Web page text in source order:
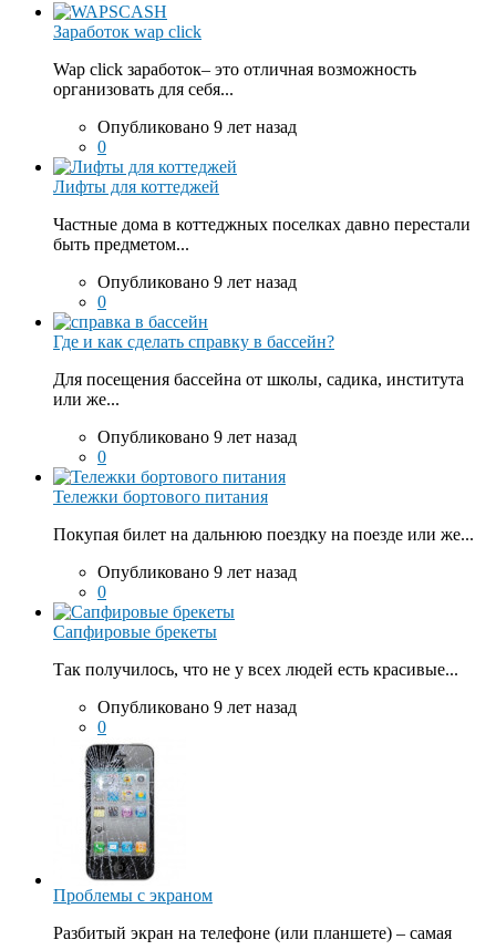
Заработок wap click
Wap click заработок– это отличная возможность
организовать для себя...
Опубликовано 9 лет назад
0
Лифты для коттеджей
Частные дома в коттеджных поселках давно перестали
быть предметом...
Опубликовано 9 лет назад
0
Где и как сделать справку в бассейн?
Для посещения бассейна от школы, садика, института
или же...
Опубликовано 9 лет назад
0
Тележки бортового питания
Покупая билет на дальнюю поездку на поезде или же...
Опубликовано 9 лет назад
0
Сапфировые брекеты
Так получилось, что не у всех людей есть красивые...
Опубликовано 9 лет назад
0
Проблемы с экраном
Разбитый экран на телефоне (или планшете) – самая